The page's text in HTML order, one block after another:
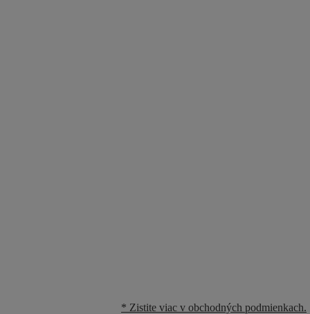
* Zistite viac v obchodných podmienkach.